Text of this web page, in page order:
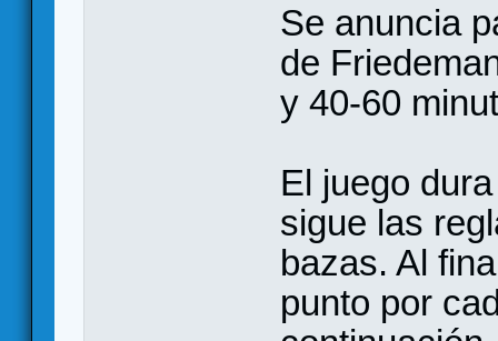
Se anuncia
de
y 40-60
El juego
sigue las
bazas. Al
punto por